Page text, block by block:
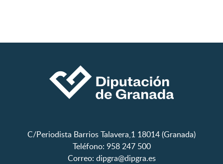
C/Periodista Barrios Talavera,1 18014 (Granada)
Teléfono: 958 247 500
Correo: dipgra@dipgra.es